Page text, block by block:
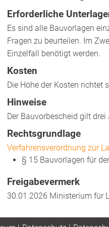
Erforderliche
Es sind alle Bauvorlagen
Fragen zu beurteilen. Im
Einzelfall benötigt werden.
Kosten
Die Höhe der Kosten richtet
Hinweise
Der Bauvorbescheid gilt drei
Rechtsgrundlage
Verfahrensverordnung zur
§ 15 Bauvorlagen für
Freigabevermerk
30.01.2026 Ministerium für